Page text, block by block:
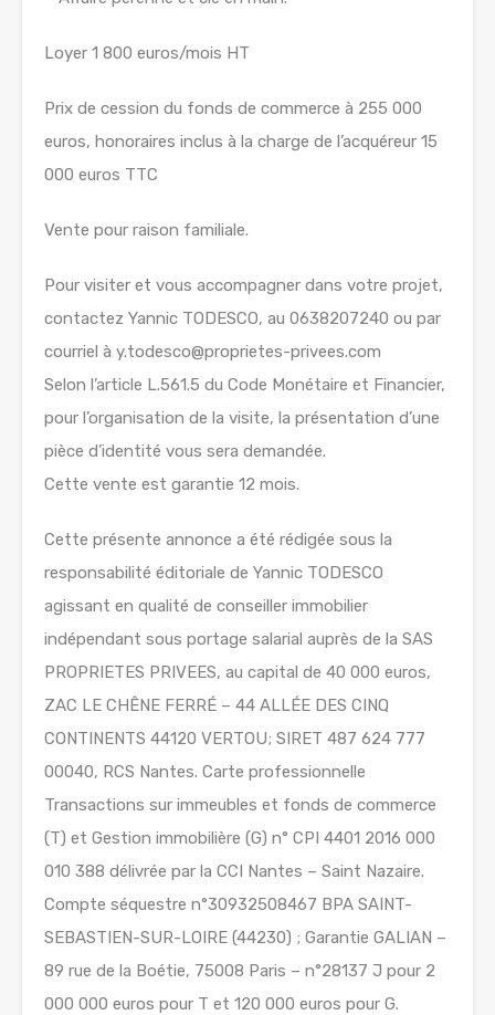
Loyer 1 800 euros/mois HT
Prix de cession du fonds de commerce à 255 000
euros, honoraires inclus à la charge de l’acquéreur 15
000 euros TTC
Vente pour raison familiale.
Pour visiter et vous accompagner dans votre projet,
contactez Yannic TODESCO, au 0638207240 ou par
courriel à y.todesco@proprietes-privees.com
Selon l’article L.561.5 du Code Monétaire et Financier,
pour l’organisation de la visite, la présentation d’une
pièce d’identité vous sera demandée.
Cette vente est garantie 12 mois.
Cette présente annonce a été rédigée sous la
responsabilité éditoriale de Yannic TODESCO
agissant en qualité de conseiller immobilier
indépendant sous portage salarial auprès de la SAS
PROPRIETES PRIVEES, au capital de 40 000 euros,
ZAC LE CHÊNE FERRÉ – 44 ALLÉE DES CINQ
CONTINENTS 44120 VERTOU; SIRET 487 624 777
00040, RCS Nantes. Carte professionnelle
Transactions sur immeubles et fonds de commerce
(T) et Gestion immobilière (G) n° CPI 4401 2016 000
010 388 délivrée par la CCI Nantes – Saint Nazaire.
Compte séquestre n°30932508467 BPA SAINT-
SEBASTIEN-SUR-LOIRE (44230) ; Garantie GALIAN –
89 rue de la Boétie, 75008 Paris – n°28137 J pour 2
000 000 euros pour T et 120 000 euros pour G.